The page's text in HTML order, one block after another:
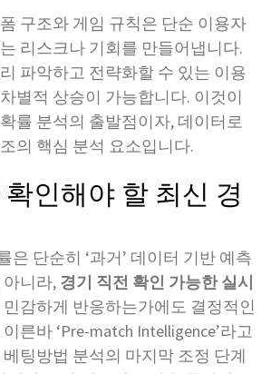
구조와 게임 규칙은 단순 이용자
리스크나 기회를 만들어냅니다.
파악하고 전략화할 수 있는 이용
별적 상승이 가능합니다. 이것이
률 분석의 출발점이자, 데이터로
의 핵심 분석 요소입니다.
인해야 할 최신 경
은 단순히 ‘과거’ 데이터 기반 예측
니라, 경기 직전 확인 가능한 실시
감하게 반응하는가에도 결정적인
른바 ‘Pre-match Intelligence’라고
팅방법 분석의 마지막 조정 단계